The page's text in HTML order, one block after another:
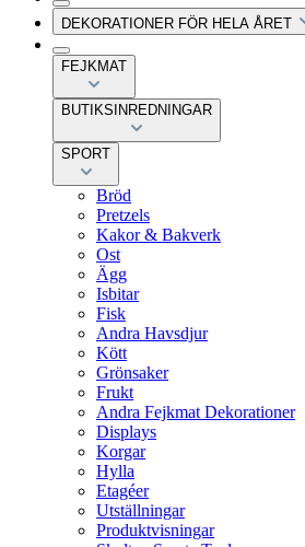
DEKORATIONER FÖR HELA ÅRET
FEJKMAT
BUTIKSINREDNINGAR
SPORT
Bröd
Pretzels
Kakor & Bakverk
Ost
Ägg
Isbitar
Fisk
Andra Havsdjur
Kött
Grönsaker
Frukt
Andra Fejkmat Dekorationer
Displays
Korgar
Hylla
Etagéer
Utställningar
Produktvisningar